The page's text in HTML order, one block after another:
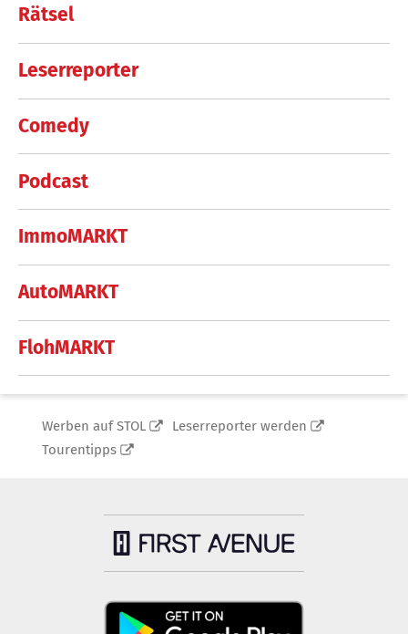
Rätsel
Leserreporter
Comedy
Podcast
ImmoMARKT
AutoMARKT
FlohMARKT
Werben auf STOL
Leserreporter werden
Tourentipps